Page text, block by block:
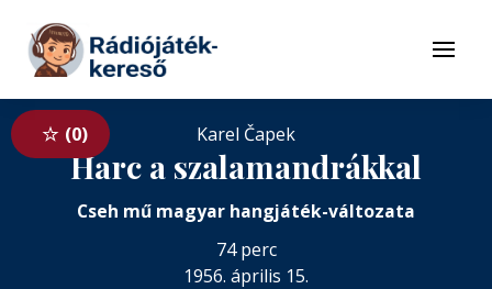
Tovább a tartalomhoz
Menü
0 Karel Čapek
Harc a szalamandrákkal
Cseh mű magyar hangjáték-változata
74 perc
1956. április 15.